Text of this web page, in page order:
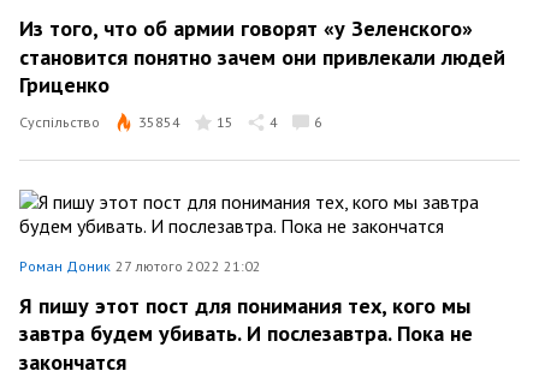
Из того, что об армии говорят «у Зеленского»
становится понятно зачем они привлекали людей
Гриценко
Суспільство 35854 15 4 6
Роман Доник 27 лютого 2022 21:02
Я пишу этот пост для понимания тех, кого мы
завтра будем убивать. И послезавтра. Пока не
закончатся